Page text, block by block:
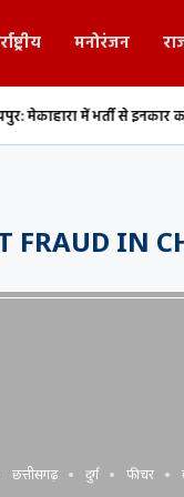
मनोरंजन
में भर्ती से इनकार का आरोप,
FRAUD IN
छत्तीसगढ़ दुर्ग फीचर